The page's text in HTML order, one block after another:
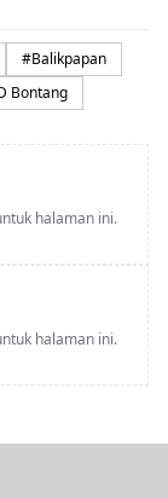
#Balikpapan
Bontang
halaman ini.
halaman ini.